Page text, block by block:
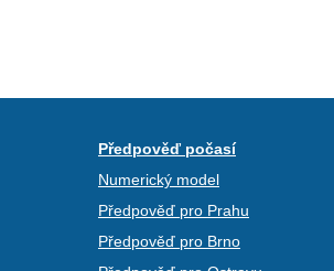
Předpověď počasí
Numerický model
Předpověď pro Prahu
Předpověď pro Brno